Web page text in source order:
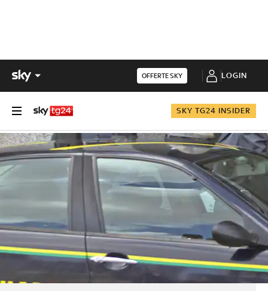
OFFERTE SKY LOGIN
SKY TG24 INSIDER